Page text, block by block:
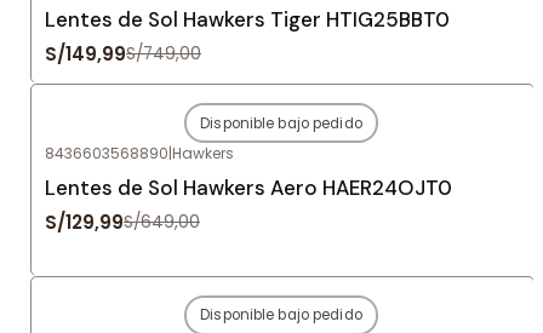
Lentes de Sol Hawkers Tiger HTIG25BBT0
S/149,99S/749,00
Agotado
Disponible bajo pedido
8436603568890|Hawkers
Lentes de Sol Hawkers Aero HAER24OJT0
S/129,99S/649,00
Disponible bajo pedido